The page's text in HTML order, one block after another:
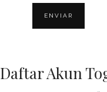
Daftar Akun